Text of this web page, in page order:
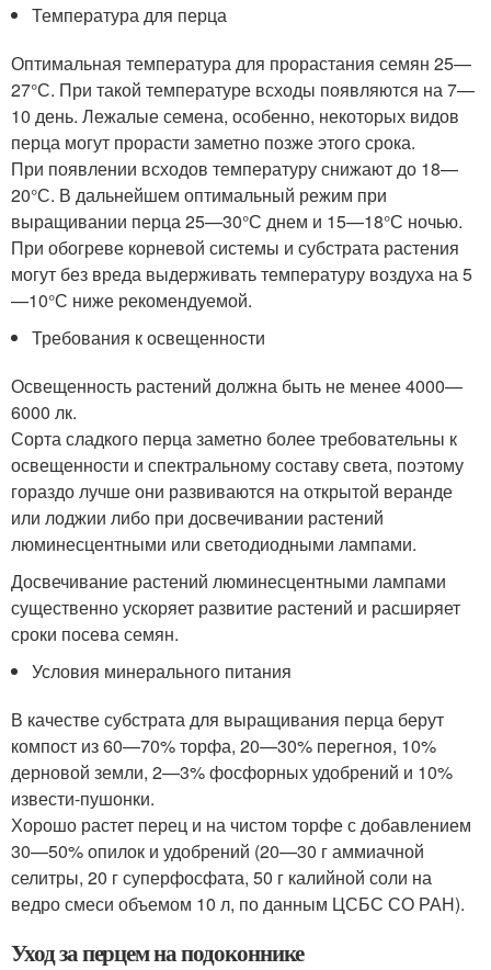
Температура для перца
Оптимальная температура для прорастания семян 25—
27°С. При такой температуре всходы появляются на 7—
10 день. Лежалые семена, особенно, некоторых видов
перца могут прорасти заметно позже этого срока.
При появлении всходов температуру снижают до 18—
20°С. В дальнейшем оптимальный режим при
выращивании перца 25—30°С днем и 15—18°С ночью.
При обогреве корневой системы и субстрата растения
могут без вреда выдерживать температуру воздуха на 5
—10°С ниже рекомендуемой.
Требования к освещенности
Освещенность растений должна быть не менее 4000—
6000 лк.
Сорта сладкого перца заметно более требовательны к
освещенности и спектральному составу света, поэтому
гораздо лучше они развиваются на открытой веранде
или лоджии либо при досвечивании растений
люминесцентными или светодиодными лампами.
Досвечивание растений люминесцентными лампами
существенно ускоряет развитие растений и расширяет
сроки посева семян.
Условия минерального питания
В качестве субстрата для выращивания перца берут
компост из 60—70% торфа, 20—30% перегноя, 10%
дерновой земли, 2—3% фосфорных удобрений и 10%
извести-пушонки.
Хорошо растет перец и на чистом торфе с добавлением
30—50% опилок и удобрений (20—30 г аммиачной
селитры, 20 г суперфосфата, 50 г калийной соли на
ведро смеси объемом 10 л, по данным ЦСБС СО РАН).
Уход за перцем на подоконнике